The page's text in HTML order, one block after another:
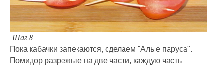
Шаг 8
Пока кабачки запекаются, сделаем "Алые паруса".
Помидор разрежьте на две части, каждую часть